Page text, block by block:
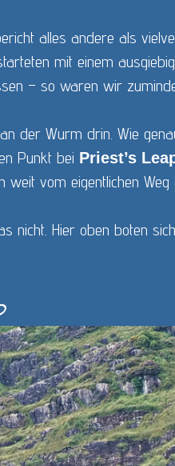
alles andere als
mit einem
– so waren wir
der Wurm drin. Wie
Punkt bei Priest’s
vom eigentlichen Weg
nicht. Hier oben boten